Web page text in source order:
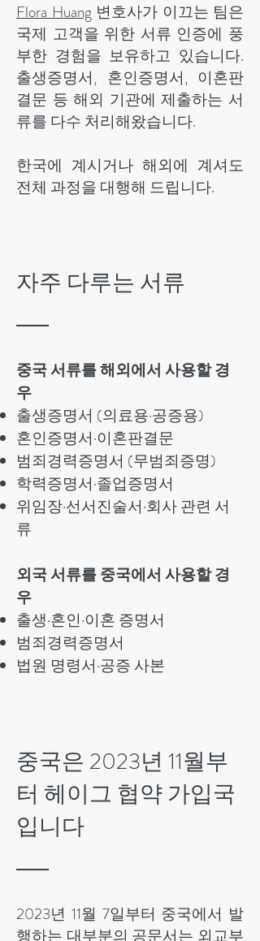
Flora Huang 변호사가 이끄는 팀은
국제 고객을 위한 서류 인증에 풍
부한 경험을 보유하고 있습니다.
출생증명서, 혼인증명서, 이혼판
결문 등 해외 기관에 제출하는 서
류를 다수 처리해왔습니다.
한국에 계시거나 해외에 계셔도
전체 과정을 대행해 드립니다.
자주 다루는 서류
중국 서류를 해외에서 사용할 경
우
출생증명서 (의료용·공증용)
혼인증명서·이혼판결문
범죄경력증명서 (무범죄증명)
학력증명서·졸업증명서
위임장·선서진술서·회사 관련 서
류
외국 서류를 중국에서 사용할 경
우
출생·혼인·이혼 증명서
범죄경력증명서
법원 명령서·공증 사본
중국은 2023년 11월부
터 헤이그 협약 가입국
입니다
2023년 11월 7일부터 중국에서 발
행하는 대부분의 공문서는 외교부